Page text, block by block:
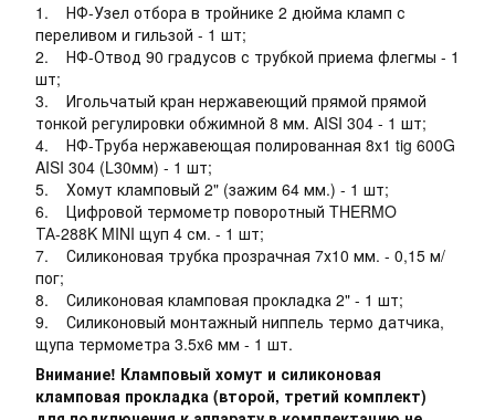
1. НФ-Узел отбора в тройнике 2 дюйма кламп с
переливом и гильзой - 1 шт;
2. НФ-Отвод 90 градусов с трубкой приема флегмы - 1
шт;
3. Игольчатый кран нержавеющий прямой прямой
тонкой регулировки обжимной 8 мм. AISI 304 - 1 шт;
4. НФ-Труба нержавеющая полированная 8х1 tig 600G
AISI 304 (L30мм) - 1 шт;
5. Хомут кламповый 2" (зажим 64 мм.) - 1 шт;
6. Цифровой термометр поворотный THERMO
ТА-288K MINI щуп 4 см. - 1 шт;
7. Силиконовая трубка прозрачная 7х10 мм. - 0,15 м/
пог;
8. Силиконовая кламповая прокладка 2" - 1 шт;
9. Силиконовый монтажный ниппель термо датчика,
щупа термометра 3.5х6 мм - 1 шт.
Внимание! Кламповый хомут и силиконовая
кламповая прокладка (второй, третий комплект)